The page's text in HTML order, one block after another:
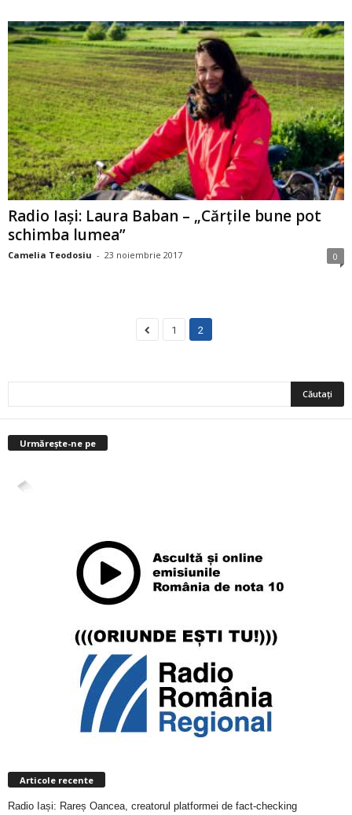
Radio Iași: Laura Baban – „Cărțile bune pot
schimba lumea”
Camelia Teodosiu - 23 noiembrie 2017 0
1 2
Urmărește-ne pe
4,400
Articole recente
Radio Iași: Rareș Oancea, creatorul platformei de fact-checking